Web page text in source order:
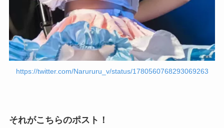
https://twitter.com/Narururu_v/status/1780560768293069263
それがこちらのポスト！